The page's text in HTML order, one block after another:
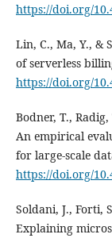
https://doi.org/
Lin, C., Ma, Y., &
of serverless
https://doi.org/
Bodner, T.,
An empirical
for large-scale
https://doi.org/
Soldani, J., Forti,
Explaining